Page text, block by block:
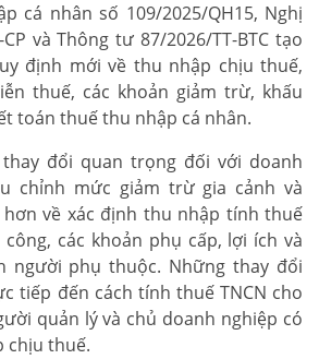
cá nhân số 109/2025/QH15, Nghị
và Thông tư 87/2026/TT-BTC tạo
định mới về thu nhập chịu thuế,
thuế, các khoản giảm trừ, khấu
toán thuế thu nhập cá nhân.
đổi quan trọng đối với doanh
chỉnh mức giảm trừ gia cảnh và
về xác định thu nhập tính thuế
các khoản phụ cấp, lợi ích và
người phụ thuộc. Những thay đổi
tiếp đến cách tính thuế TNCN cho
quản lý và chủ doanh nghiệp có
chịu thuế.